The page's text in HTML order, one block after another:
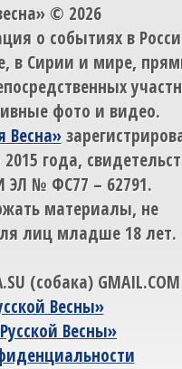
© 2026
о событиях в
в Сирии и мире,
фото и видео.
Весна»
года,
ЭЛ № ФС77 – 62791.
материалы, не
лиц младше 18 лет.
(собака) GMAIL.COM
Весны»
Весны»